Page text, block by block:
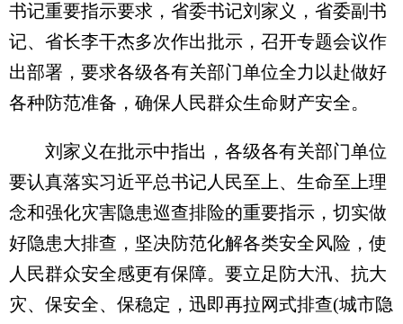
书记重要指示要求，省委书记刘家义，省委副书
记、省长李干杰多次作出批示，召开专题会议作
出部署，要求各级各有关部门单位全力以赴做好
各种防范准备，确保人民群众生命财产安全。
刘家义在批示中指出，各级各有关部门单位
要认真落实习近平总书记人民至上、生命至上理
念和强化灾害隐患巡查排险的重要指示，切实做
好隐患大排查，坚决防范化解各类安全风险，使
人民群众安全感更有保障。要立足防大汛、抗大
灾、保安全、保稳定，迅即再拉网式排查(城市隐